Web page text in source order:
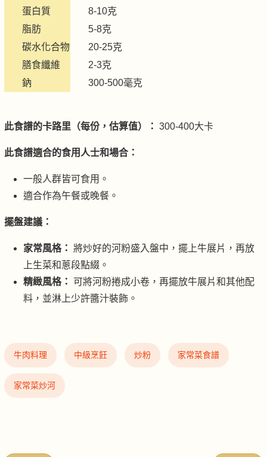
蛋白質
8-10克
脂肪
5-8克
碳水化合物
20-25克
膳食纖維
2-3克
鈉
300-500毫克
此食譜的卡路里（每份，估算值）： 300-400大卡
此食譜適合的食用人士和場合：
一般人群皆可食用。
適合作為午餐或晚餐。
擺盤建議：
家常風格： 將炒好的河粉盛入盤中，擺上牛展片，再放
上生菜和蔥段點綴。
精緻風格：
可將河粉捲成小卷，再擺放牛展片和其他配
料，並淋上少許醬汁裝飾。
牛肉料理 中級烹飪 炒粉 家常菜食譜
家常菜炒河